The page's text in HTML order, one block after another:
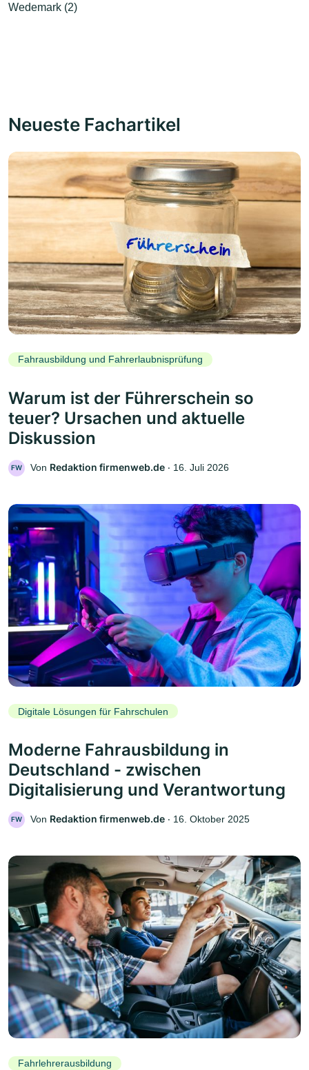
Wedemark (2)
Neueste Fachartikel
Fahrausbildung und Fahrerlaubnisprüfung
Warum ist der Führerschein so
teuer? Ursachen und aktuelle
Diskussion
FW Von Redaktion firmenweb.de ‧ 16. Juli 2026
Digitale Lösungen für Fahrschulen
Moderne Fahrausbildung in
Deutschland - zwischen
Digitalisierung und Verantwortung
FW Von Redaktion firmenweb.de ‧ 16. Oktober 2025
Fahrlehrerausbildung